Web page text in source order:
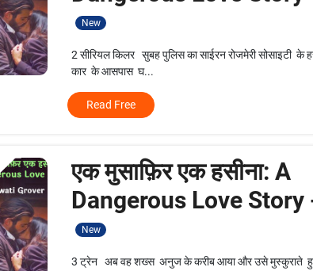
New
2 सीरियल किलर सुबह पुलिस का साईरन रोजमेरी सोसाइटी
कार के आसपास घ...
Read Free
एक मुसाफ़िर एक हसीना: A
Dangerous Love Story
New
3 ट्रेन अब वह शख्स अनुज के करीब आया और उसे मुस्कुराते